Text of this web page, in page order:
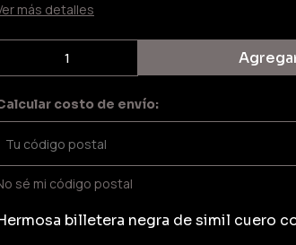
más detalles
costo de envío:
sé mi código postal
billetera negra de simil cuero